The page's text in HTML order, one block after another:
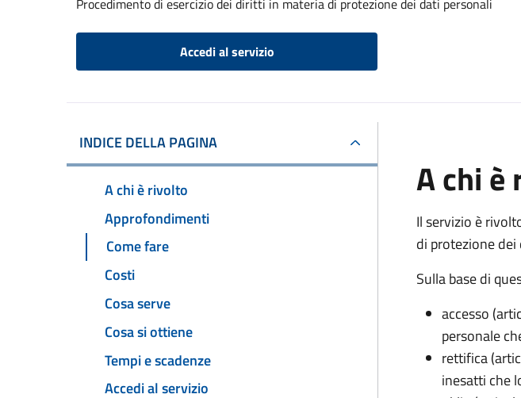
Procedimento di esercizio dei diritti in materia di protezione dei dati personali
Accedi al servizio
INDICE DELLA PAGINA
A chi è rivolto
Approfondimenti
Come fare
Costi
Cosa serve
Cosa si ottiene
Tempi e scadenze
Accedi al servizio
A chi
Il servizio è
di protezione
Sulla base di
accesso
personale
rettifica
inesatti che